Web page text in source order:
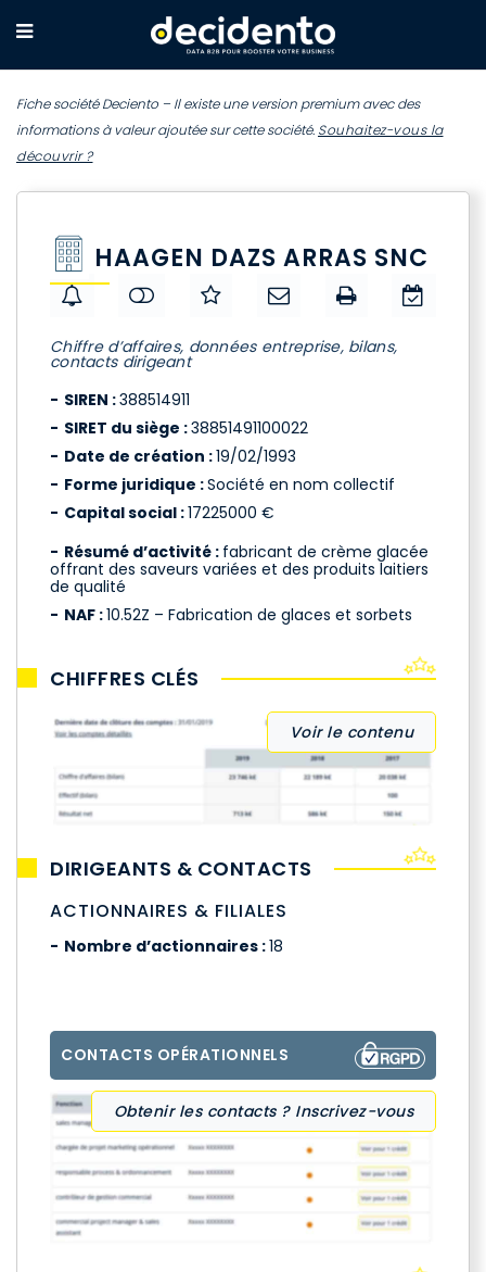
Fiche société Deciento – Il existe une version premium avec des
informations à valeur ajoutée sur cette société. Souhaitez-vous la
découvrir ?
HAAGEN DAZS ARRAS SNC
Chiffre d’affaires, données entreprise, bilans,
contacts dirigeant
SIREN :388514911
SIRET du siège :38851491100022
Date de création :19/02/1993
Forme juridique :Société en nom collectif
Capital social :17225000 €
Résumé d’activité : fabricant de crème glacée
offrant des saveurs variées et des produits laitiers
de qualité
NAF :10.52Z – Fabrication de glaces et sorbets
CHIFFRES CLÉS
Voir le contenu
DIRIGEANTS & CONTACTS
ACTIONNAIRES & FILIALES
Nombre d’actionnaires :18
CONTACTS OPÉRATIONNELS
Obtenir les contacts ? Inscrivez-vous